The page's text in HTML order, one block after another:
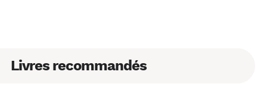
Livres recommandés